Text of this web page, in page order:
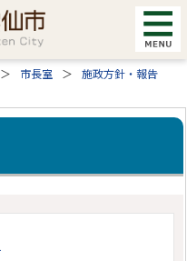
市長室
施政方針・報告